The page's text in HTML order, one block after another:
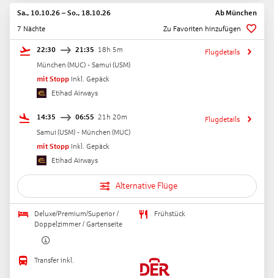
Sa., 10.10.26 – So., 18.10.26 Ab München
7 Nächte
Zu Favoriten hinzufügen
22:30 21:35 18h 5m
München (MUC) - Samui (USM)
mit Stopp Inkl. Gepäck
Etihad Airways
Flugdetails
14:35 06:55 21h 20m
Samui (USM) - München (MUC)
mit Stopp Inkl. Gepäck
Etihad Airways
Flugdetails
Alternative Flüge
Deluxe/Premium/Superior /
Doppelzimmer / Gartenseite
Frühstück
Transfer inkl.